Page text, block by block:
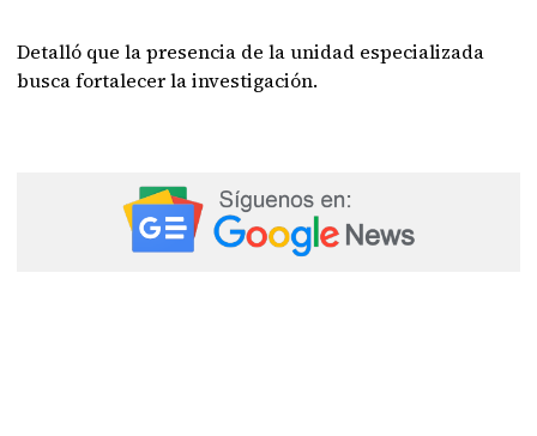
Detalló que la presencia de la unidad especializada
busca fortalecer la investigación.